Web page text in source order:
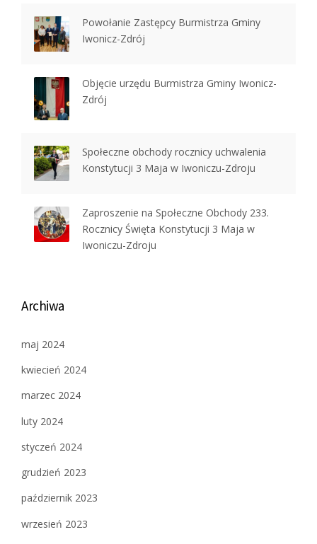
Powołanie Zastępcy Burmistrza Gminy
Iwonicz-Zdrój
Objęcie urzędu Burmistrza Gminy Iwonicz-
Zdrój
Społeczne obchody rocznicy uchwalenia
Konstytucji 3 Maja w Iwoniczu-Zdroju
Zaproszenie na Społeczne Obchody 233.
Rocznicy Święta Konstytucji 3 Maja w
Iwoniczu-Zdroju
Archiwa
maj 2024
kwiecień 2024
marzec 2024
luty 2024
styczeń 2024
grudzień 2023
październik 2023
wrzesień 2023